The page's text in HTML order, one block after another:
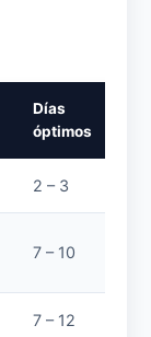
Días
óptimos
2 – 3
7 – 10
7 – 12